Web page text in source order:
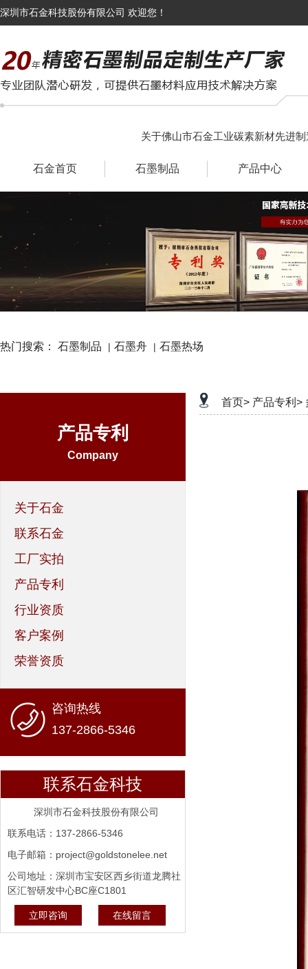
深圳市石金科技股份有限公司 欢迎您！
关于佛山市石金工业碳素新材先进
石金首页 石墨制品 产品中心
热门搜索： 石墨制品 | 石墨舟 | 石墨热场
产品专利
Company
关于石金
联系石金
工厂实拍
产品专利
行业资质
客户案例
荣誉资质
咨询热线
137-2866-5346
联系石金科技
深圳市石金科技股份有限公司
联系电话：137-2866-5346
电子邮箱：project@goldstonelee.net
公司地址：深圳市宝安区西乡街道龙腾社
区汇智研发中心BC座C1801
立即咨询 在线留言
首页> 产品专利>